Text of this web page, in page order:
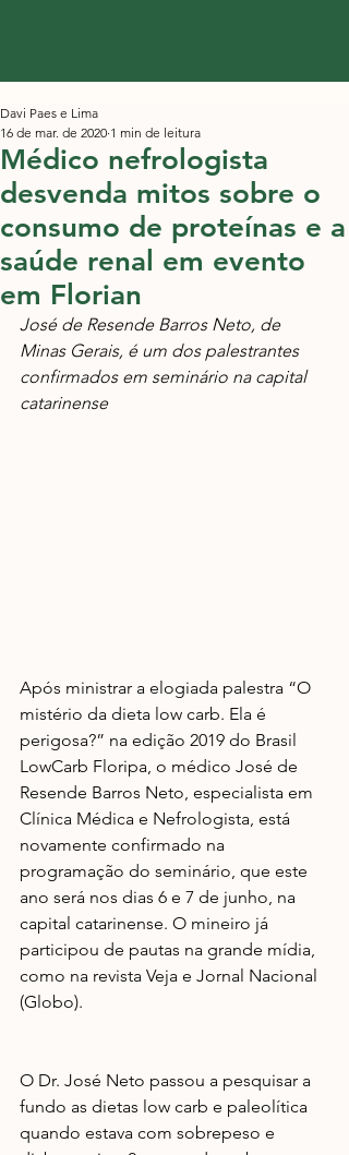
Médico nefrologista
desvenda mitos sobre o
consumo de proteínas e a
saúde renal em evento
em Florian
Davi Paes e Lima
16 de mar. de 2020 1 min de leitura
José de Resende Barros Neto, de
Minas Gerais, é um dos palestrantes
confirmados em seminário na capital
catarinense
Após ministrar a elogiada palestra “O
mistério da dieta low carb. Ela é
perigosa?” na edição 2019 do Brasil
LowCarb Floripa, o médico José de
Resende Barros Neto, especialista em
Clínica Médica e Nefrologista, está
novamente confirmado na
programação do seminário, que este
ano será nos dias 6 e 7 de junho, na
capital catarinense. O mineiro já
participou de pautas na grande mídia,
como na revista Veja e Jornal Nacional
(Globo).
O Dr. José Neto passou a pesquisar a
fundo as dietas low carb e paleolítica
quando estava com sobrepeso e